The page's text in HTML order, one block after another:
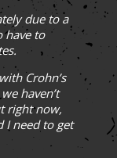
due to a
have to
Crohn’s
haven’t
right now,
I need to get